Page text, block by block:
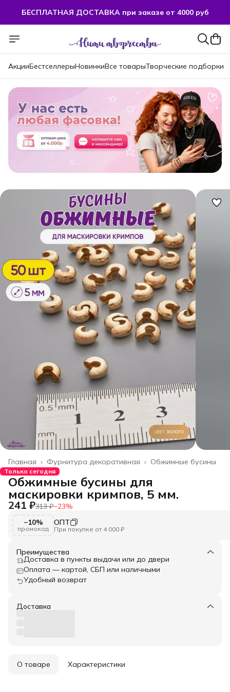
БЕСПЛАТНАЯ ДОСТАВКА при заказе от 4000 руб
АкцииБестселлерыНовинкиВсе товарыТворческие подборки
Обжимные бусины
Фурнитура декоративная ›
Главная ›
Только сегодня
Обжимные бусины для
маскировки кримпов, 5 мм.
241 ₽313 ₽−23%
−10%
промокод
ОПТ
При покупке от 4 000 ₽
Преимущества
Доставка в пункты выдачи или до двери
Оплата — картой, СБП или наличными
Удобный возврат
Доставка
О товаре Характеристики